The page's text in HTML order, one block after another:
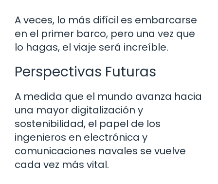
A veces, lo más difícil es embarcarse
en el primer barco, pero una vez que
lo hagas, el viaje será increíble.
Perspectivas Futuras
A medida que el mundo avanza hacia
una mayor digitalización y
sostenibilidad, el papel de los
ingenieros en electrónica y
comunicaciones navales se vuelve
cada vez más vital.